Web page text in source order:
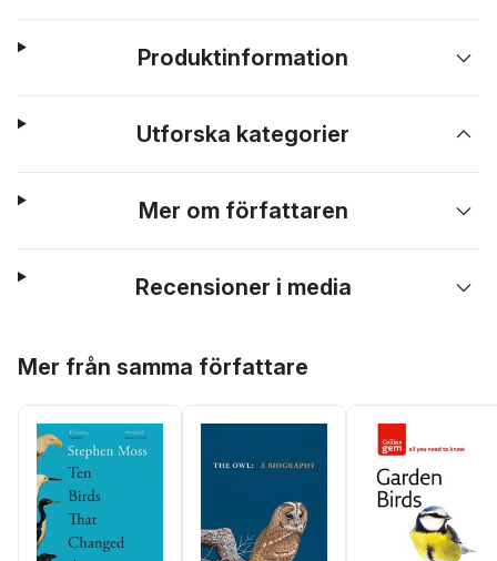
Produktinformation
Utforska kategorier
Mer om författaren
Recensioner i media
Mer från samma författare